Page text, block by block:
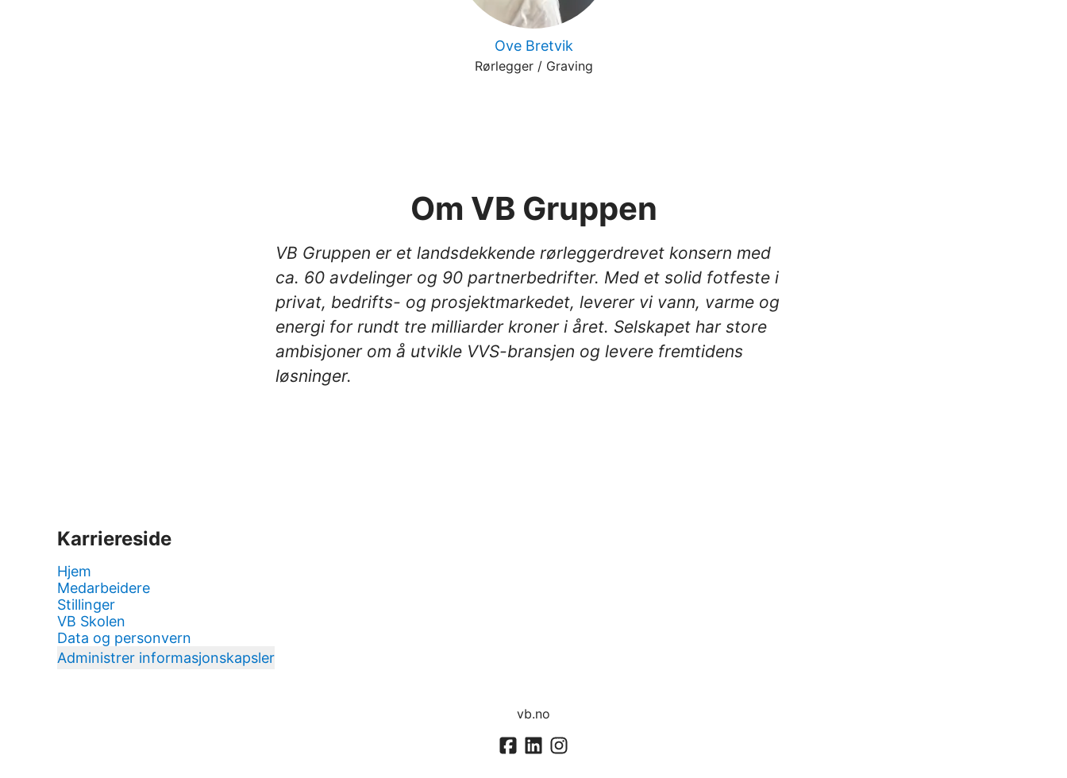
Ove Bretvik
Rørlegger / Graving
Om VB Gruppen
VB Gruppen er et landsdekkende rørleggerdrevet konsern med
ca. 60 avdelinger og 90 partnerbedrifter. Med et solid fotfeste i
privat, bedrifts- og prosjektmarkedet, leverer vi vann, varme og
energi for rundt tre milliarder kroner i året. Selskapet har store
ambisjoner om å utvikle VVS-bransjen og levere fremtidens
løsninger.
Karriereside
Hjem
Medarbeidere
Stillinger
VB Skolen
Data og personvern
Administrer informasjonskapsler
vb.no